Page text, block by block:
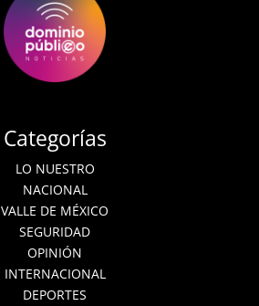
Categorías
LO NUESTRO
NACIONAL
VALLE DE MÉXICO
SEGURIDAD
OPINIÓN
INTERNACIONAL
DEPORTES